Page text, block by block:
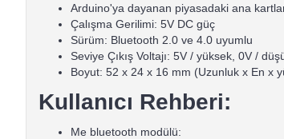
Arduino'ya dayanan piyasadaki ana
Çalışma Gerilimi: 5V DC güç
Sürüm: Bluetooth 2.0 ve 4.0 uyumlu
Seviye Çıkış Voltajı: 5V / yüksek, 0V /
Boyut: 52 x 24 x 16 mm (Uzunluk x En x
Kullanıcı Rehberi:
Me bluetooth modülü: